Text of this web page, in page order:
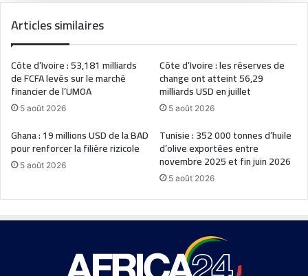
Articles similaires
Côte d’Ivoire : 53,181 milliards
de FCFA levés sur le marché
financier de l’UMOA
5 août 2026
Côte d’Ivoire : les réserves de
change ont atteint 56,29
milliards USD en juillet
5 août 2026
Ghana : 19 millions USD de la BAD
pour renforcer la filière rizicole
5 août 2026
Tunisie : 352 000 tonnes d’huile
d’olive exportées entre
novembre 2025 et fin juin 2026
5 août 2026